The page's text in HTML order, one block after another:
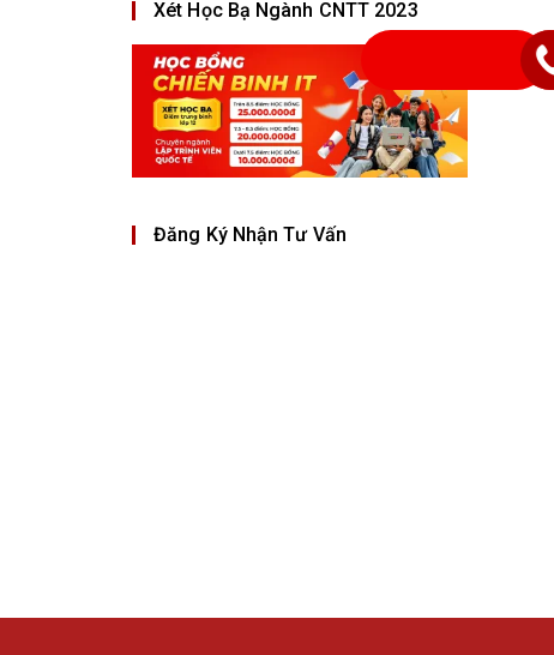
Xét Học Bạ Ngành CNTT 2023
Đăng Ký Nhận Tư Vấn